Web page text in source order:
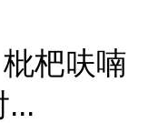
杷呋喃
...